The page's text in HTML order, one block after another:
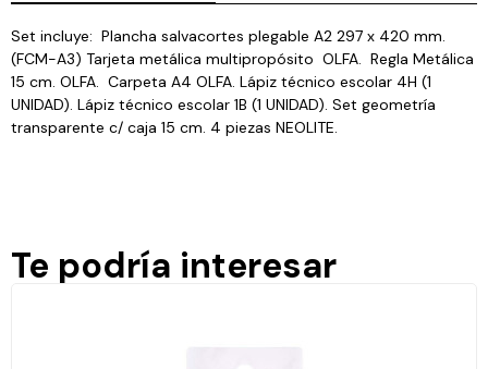
Set incluye: Plancha salvacortes plegable A2 297 x 420 mm.
(FCM-A3) Tarjeta metálica multipropósito OLFA. Regla Metálica
15 cm. OLFA. Carpeta A4 OLFA. Lápiz técnico escolar 4H (1
UNIDAD). Lápiz técnico escolar 1B (1 UNIDAD). Set geometría
transparente c/ caja 15 cm. 4 piezas NEOLITE.
Te podría interesar